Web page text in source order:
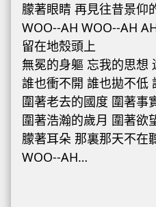
朦著眼睛 再見往昔景仰
WOO--AH WOO--AH
留在地殼頭上
無冕的身軀 忘我的思想
誰也衝不開 誰也拋不低
圍著老去的國度 圍著事
圍著浩瀚的歲月 圍著欲
朦著耳朵 那裏那天不在
WOO--AH…